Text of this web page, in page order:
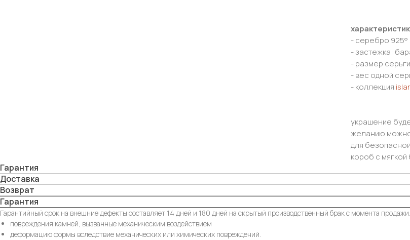
- серебро
- застежка:
- размер
- вес одной
- коллекция
украшение
желанию
для
короб с
Гарантия
Доставка
Возврат
Гарантия
Гарантийный срок на внешние дефекты составляет 14 дней и 180 дней на скрытый производственный брак с момента
повреждения камней, вызванные механическим воздействием
деформацию формы вследствие механических или химических повреждений.